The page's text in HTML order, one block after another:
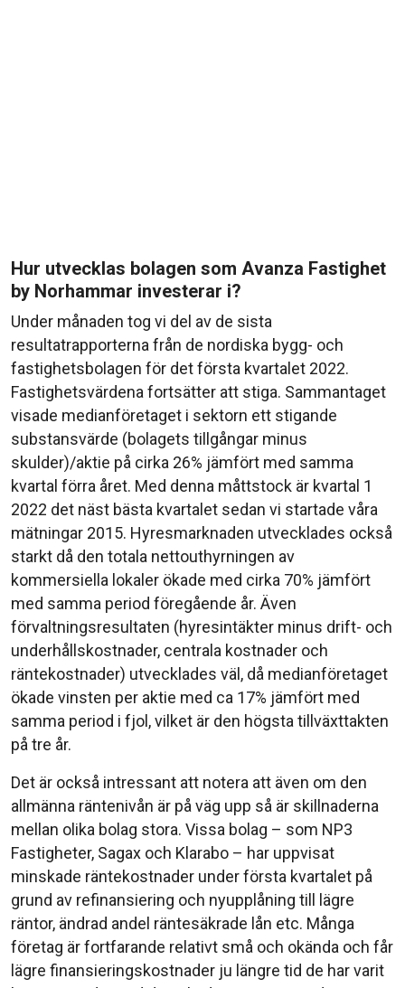
Hur utvecklas bolagen som Avanza Fastighet
by Norhammar investerar i?
Under månaden tog vi del av de sista
resultatrapporterna från de nordiska bygg- och
fastighetsbolagen för det första kvartalet 2022.
Fastighetsvärdena fortsätter att stiga. Sammantaget
visade medianföretaget i sektorn ett stigande
substansvärde (bolagets tillgångar minus
skulder)/aktie på cirka 26% jämfört med samma
kvartal förra året. Med denna måttstock är kvartal 1
2022 det näst bästa kvartalet sedan vi startade våra
mätningar 2015. Hyresmarknaden utvecklades också
starkt då den totala nettouthyrningen av
kommersiella lokaler ökade med cirka 70% jämfört
med samma period föregående år. Även
förvaltningsresultaten (hyresintäkter minus drift- och
underhållskostnader, centrala kostnader och
räntekostnader) utvecklades väl, då medianföretaget
ökade vinsten per aktie med ca 17% jämfört med
samma period i fjol, vilket är den högsta tillväxttakten
på tre år.
Det är också intressant att notera att även om den
allmänna räntenivån är på väg upp så är skillnaderna
mellan olika bolag stora. Vissa bolag – som NP3
Fastigheter, Sagax och Klarabo – har uppvisat
minskade räntekostnader under första kvartalet på
grund av refinansiering och nyupplåning till lägre
räntor, ändrad andel räntesäkrade lån etc. Många
företag är fortfarande relativt små och okända och får
lägre finansieringskostnader ju längre tid de har varit